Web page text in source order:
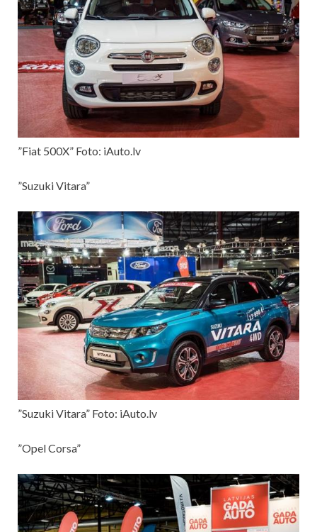
”Fiat 500X” Foto: iAuto.lv
”Suzuki Vitara”
”Suzuki Vitara” Foto: iAuto.lv
”Opel Corsa”